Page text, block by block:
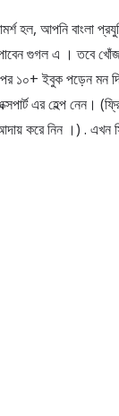
হল, আপনি বাংলা
গুগল এ । তবে
পর ১০+ ইবুক পড়েন মন
এর হেল্প নেন। (ফ্রি
করে নিন ।) .